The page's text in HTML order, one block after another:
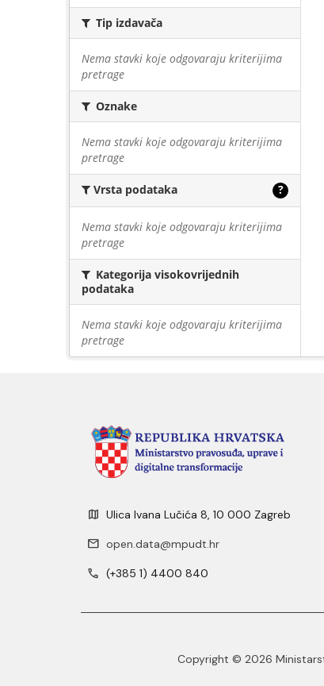
Tip izdavača
Nema stavki koje odgovaraju kriterijima
pretrage
Oznake
Nema stavki koje odgovaraju kriterijima
pretrage
Vrsta podataka ?
Nema stavki koje odgovaraju kriterijima
pretrage
Kategorija visokovrijednih
podataka
Nema stavki koje odgovaraju kriterijima
pretrage